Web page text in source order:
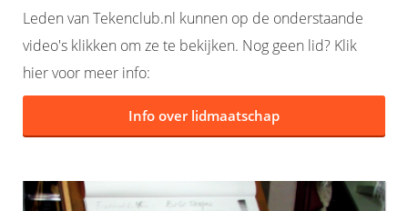
Leden van Tekenclub.nl kunnen op de onderstaande
video's klikken om ze te bekijken. Nog geen lid? Klik
hier voor meer info:
Info over lidmaatschap